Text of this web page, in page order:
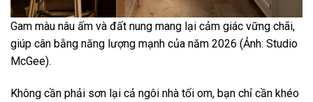
Gam màu nâu ấm và đất nung mang lại cảm giác vững chãi,
giúp cân bằng năng lượng mạnh của năm 2026 (Ảnh: Studio
McGee).
Không cần phải sơn lại cả ngôi nhà tối om, bạn chỉ cần khéo